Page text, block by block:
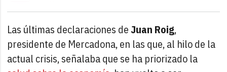
Las últimas declaraciones deJuan Roig,
presidente de Mercadona, en las que, al hilo de la
actual crisis, señalaba que se ha priorizado la